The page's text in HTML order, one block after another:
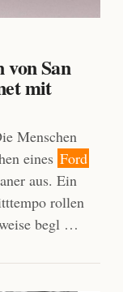
von San
mit
Menschen
eines Ford
aus. Ein
rollen
begl …